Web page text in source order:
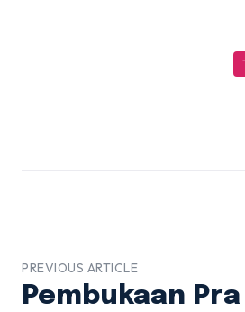
PREVIOUS ARTICLE
Pembukaan